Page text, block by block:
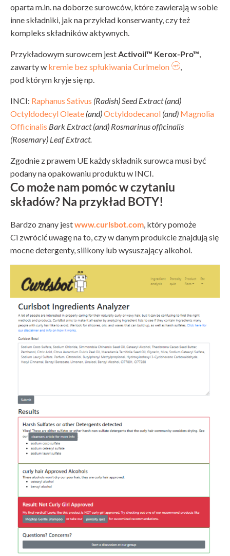
oparta m.in. na doborze surowców, które zawierają w sobie
inne składniki, jak na przykład konserwanty, czy też
kompleks składników aktywnych.
Przykładowym surowcem jestActivoil™ Kerox-Pro™,
zawarty w kremie bez spłukiwania Curlmelon
,
pod którym kryje się np.
INCI: Raphanus Sativus (Radish) Seed Extract (and)
Octyldodecyl Oleate (and)Octyldodecanol (and) Magnolia
Officinalis Bark Extract (and) Rosmarinus officinalis
(Rosemary) Leaf Extract.
Zgodnie z prawem UE każdy składnik surowca musi być
podany na opakowaniu produktu w INCI.
Co może nam pomóc w czytaniu
składów? Na przykład BOTY!
Bardzo znany jestwww.curlsbot.com, który pomoże
Ci zwrócić uwagę na to, czy w danym produkcie znajdują się
mocne detergenty, silikony lub wysuszający alkohol.